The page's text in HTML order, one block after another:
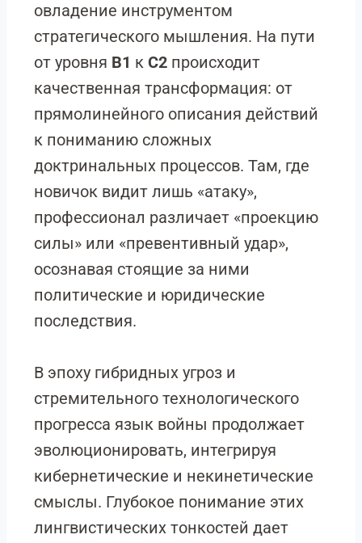
овладение инструментом
стратегического мышления. На пути
от уровня B1 к C2 происходит
качественная трансформация: от
прямолинейного описания действий
к пониманию сложных
доктринальных процессов. Там, где
новичок видит лишь «атаку»,
профессионал различает «проекцию
силы» или «превентивный удар»,
осознавая стоящие за ними
политические и юридические
последствия.
В эпоху гибридных угроз и
стремительного технологического
прогресса язык войны продолжает
эволюционировать, интегрируя
кибернетические и некинетические
смыслы. Глубокое понимание этих
лингвистических тонкостей дает